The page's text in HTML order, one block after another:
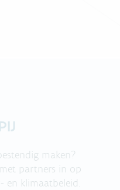
maken?
partners in op
en klimaatbeleid.